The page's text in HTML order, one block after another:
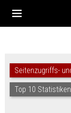
Seitenzugriffs-
Top 10 Statistiken